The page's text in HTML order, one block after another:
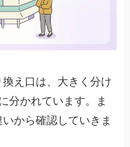
え口は、大きく分け
分かれています。ま
から確認していきま